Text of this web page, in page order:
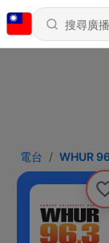
電台 WHUR